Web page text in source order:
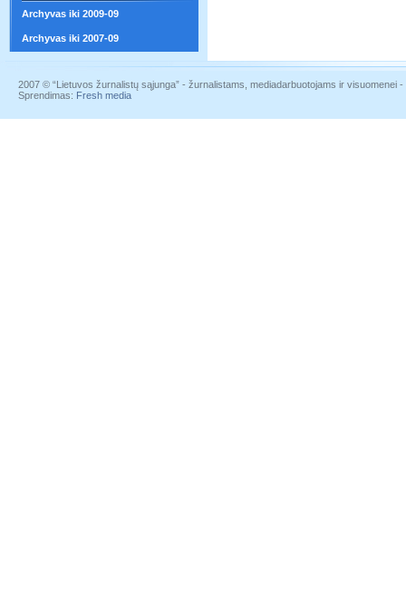
Archyvas iki 2009-09
Archyvas iki 2007-09
2007 © “Lietuvos žurnalistų sąjunga” - žurnalistams, mediadarbuotojams ir visuomenei
Sprendimas: Fresh media